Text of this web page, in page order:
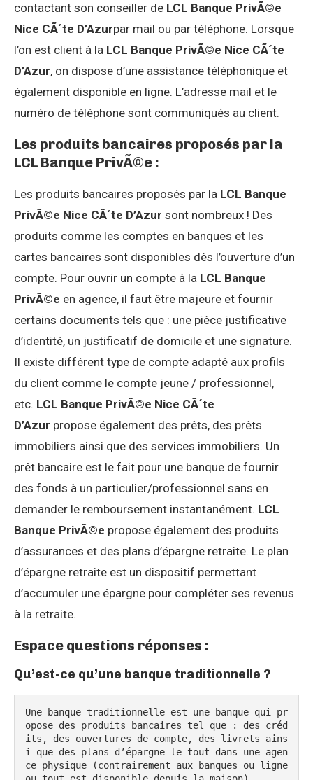
contactant son conseiller de LCL Banque PrivÃ©e
Nice CÃ´te D’Azurpar mail ou par téléphone. Lorsque
l’on est client à la LCL Banque PrivÃ©e Nice CÃ´te
D’Azur, on dispose d’une assistance téléphonique et
également disponible en ligne. L’adresse mail et le
numéro de téléphone sont communiqués au client.
Les produits bancaires proposés par la
LCL Banque PrivÃ©e :
Les produits bancaires proposés par la LCL Banque
PrivÃ©e Nice CÃ´te D’Azur sont nombreux ! Des
produits comme les comptes en banques et les
cartes bancaires sont disponibles dès l’ouverture d’un
compte. Pour ouvrir un compte à la LCL Banque
PrivÃ©e en agence, il faut être majeure et fournir
certains documents tels que : une pièce justificative
d’identité, un justificatif de domicile et une signature.
Il existe différent type de compte adapté aux profils
du client comme le compte jeune / professionnel,
etc. LCL Banque PrivÃ©e Nice CÃ´te
D’Azur propose également des prêts, des prêts
immobiliers ainsi que des services immobiliers. Un
prêt bancaire est le fait pour une banque de fournir
des fonds à un particulier/professionnel sans en
demander le remboursement instantanément. LCL
Banque PrivÃ©e propose également des produits
d’assurances et des plans d’épargne retraite. Le plan
d’épargne retraite est un dispositif permettant
d’accumuler une épargne pour compléter ses revenus
à la retraite.
Espace questions réponses :
Qu’est-ce qu’une banque traditionnelle ?
Une banque traditionnelle est une banque qui pr
opose des produits bancaires tel que : des créd
its, des ouvertures de compte, des livrets ains
i que des plans d’épargne le tout dans une agen
ce physique (contrairement aux banques ou ligne